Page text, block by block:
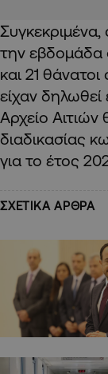
την εβδομάδα
και 21
είχαν
Αρχείο
διαδικασίας
για το έτος
ΣΧΕΤΙΚΑ ΑΡΘΡΑ